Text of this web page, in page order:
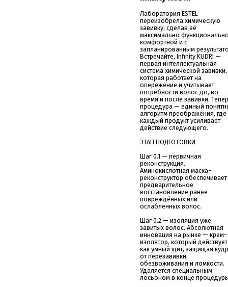
Лаборатория ESTEL
переизобрела химическую
завивку, сделав её
максимально
комфортной и с
запланированным
Встречайте, Infinity KUDRI —
первая интеллектуальная
система химической завивки,
которая работает на
опережение и учитывает
потребности волос до, во
время и после завивки.
процедура — единый
алгоритм преображения, где
каждый продукт усиливает
действие следующего.
ЭТАП ПОДГОТОВКИ
Шаг 0.1 — первичная
реконструкция.
Аминокислотная маска-
реконструктор обеспечивает
предварительное
восстановление ранее
повреждённых или
ослабленных волос.
Шаг 0.2 — изоляция уже
завитых волос. Абсолютная
инновация на рынке — крем-
изолятор, который действует
как умный щит, защищая
от перезавивки,
обезвоживания и ломкости.
Удаляется специальным
лосьоном в конце